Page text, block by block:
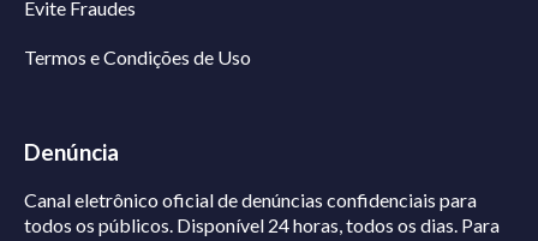
Evite Fraudes
Termos e Condições de Uso
Denúncia
Canal eletrônico oficial de denúncias confidenciais para
todos os públicos. Disponível 24 horas, todos os dias. Para